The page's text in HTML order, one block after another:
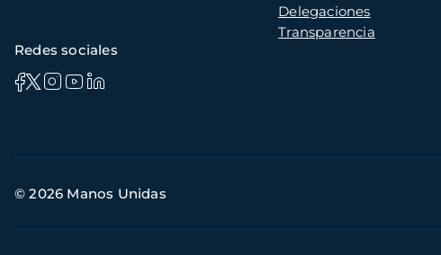
Delegaciones
Transparencia
Redes sociales
de
© 2026 Manos Unidas